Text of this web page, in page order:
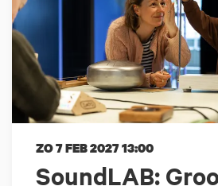
SoundLAB:
ZO 7 FEB 202713:00